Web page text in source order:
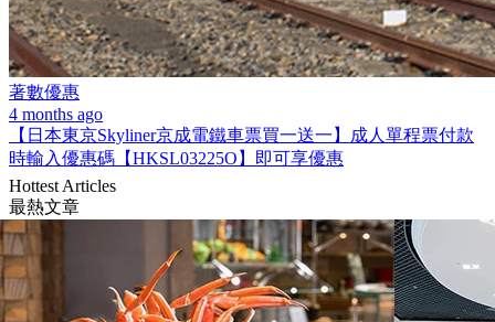
著數優惠
4 months ago
【日本東京Skyliner京成電鐵車票買一送一】成人單程票付款
時輸入優惠碼【HKSL03225O】即可享優惠
Hottest Articles
最熱文章